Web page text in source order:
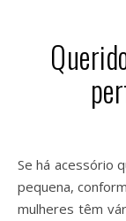
Se há acessório
pequena,
mulheres têm